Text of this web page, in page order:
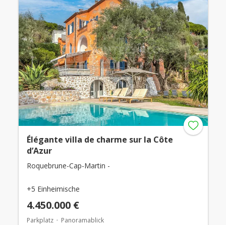
Élégante villa de charme sur la Côte
d’Azur
Roquebrune-Cap-Martin -
+5 Einheimische
4.450.000 €
Parkplatz Panoramablick